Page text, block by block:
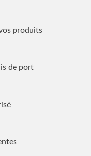
produits
de port